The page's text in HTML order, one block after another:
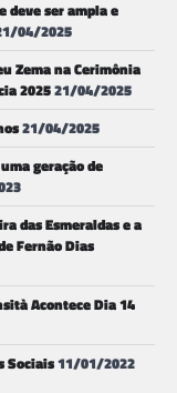
deve ser ampla e
04/2025
Zema na Cerimônia
202521/04/2025
21/04/2025
geração de
das Esmeraldas e a
Fernão Dias
Acontece Dia 14
Sociais11/01/2022